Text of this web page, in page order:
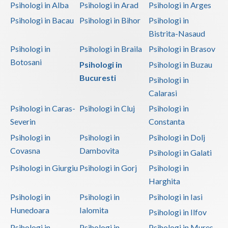
Interventie psihoterapeutica in tulburarea Tour... (1)
Interventie psihoterapeutica in tulburarea algica (1)
Interventie psihoterapeutica in tulburarea autista (1)
Interventie psihoterapeutica in tulburarea citi... (1)
Interventie psihoterapeutica in tulburarea cont... (1)
Interventie psihoterapeutica in tulburarea de c... (1)
Interventie psihoterapeutica in tulburarea de c... (2)
Interventie psihoterapeutica in tulburarea dism... (1)
Interventie psihoterapeutica in tulburarea expr... (1)
Interventie psihoterapeutica in tulburarea fono... (1)
Psihologi in Alba Psihologi in Arad
Psihologi in Arges
Psihologi in Bacau
Psihologi in Bihor
Psihologi in
Bistrita-Nasaud
Psihologi in
Botosani
Psihologi in Braila
Psihologi in Brasov
Psihologi in
Bucuresti
Psihologi in Buzau
Psihologi in
Calarasi
Psihologi in Caras-
Severin
Psihologi in Cluj
Psihologi in
Constanta
Psihologi in
Covasna
Psihologi in
Dambovita
Psihologi in Dolj
Psihologi in Galati
Psihologi in Giurgiu Psihologi in Gorj
Psihologi in
Harghita
Psihologi in
Hunedoara
Psihologi in
Ialomita
Psihologi in Iasi
Psihologi in Ilfov